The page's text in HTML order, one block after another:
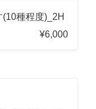
種程度)_2H
¥6,000